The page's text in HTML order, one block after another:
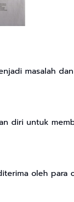
masalah
diri untuk
oleh